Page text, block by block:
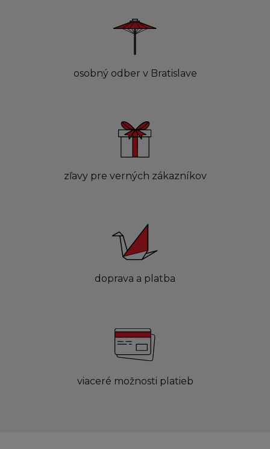
osobný odber v Bratislave
zľavy pre verných zákazníkov
doprava a platba
viaceré možnosti platieb